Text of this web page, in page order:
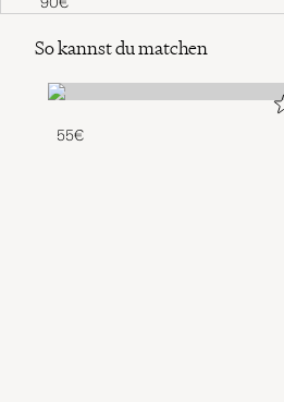
So kannst du matchen
55€